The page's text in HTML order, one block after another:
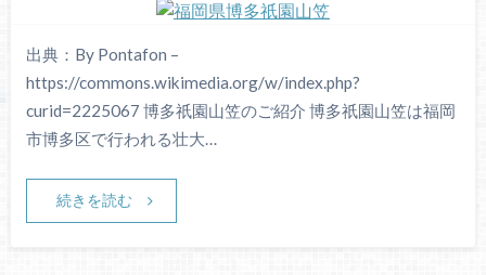
出典：By Pontafon –
https://commons.wikimedia.org/w/index.php?
curid=2225067 博多祇園山笠のご紹介 博多祇園山笠は福岡
市博多区で行われる壮大…
続きを読む